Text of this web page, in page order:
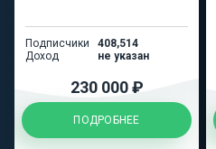
Подписчики
408,514
Доход
не указан
230 000 ₽
ПОДРОБНЕЕ